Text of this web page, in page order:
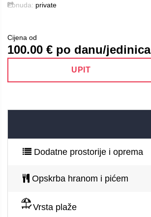
Ponuda: private
Cijena od
100.00 € po danu/jedinica
UPIT
Dodatne prostorije i oprema
Opskrba hranom i pićem
Vrsta plaže